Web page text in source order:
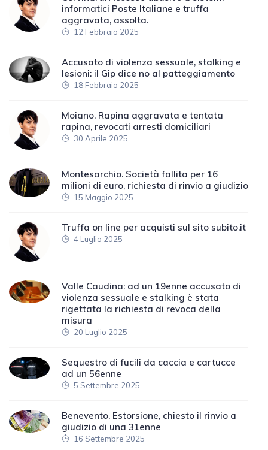
informatici Poste Italiane e truffa
aggravata, assolta.
12 Febbraio 2025
Accusato di violenza sessuale, stalking e
lesioni: il Gip dice no al patteggiamento
18 Febbraio 2025
Moiano. Rapina aggravata e tentata
rapina, revocati arresti domiciliari
30 Aprile 2025
Montesarchio. Società fallita per 16
milioni di euro, richiesta di rinvio a giudizio
15 Maggio 2025
Truffa on line per acquisti sul sito subito.it
4 Luglio 2025
Valle Caudina: ad un 19enne accusato di
violenza sessuale e stalking è stata
rigettata la richiesta di revoca della
misura
20 Luglio 2025
Sequestro di fucili da caccia e cartucce
ad un 56enne
5 Settembre 2025
Benevento. Estorsione, chiesto il rinvio a
giudizio di una 31enne
16 Settembre 2025